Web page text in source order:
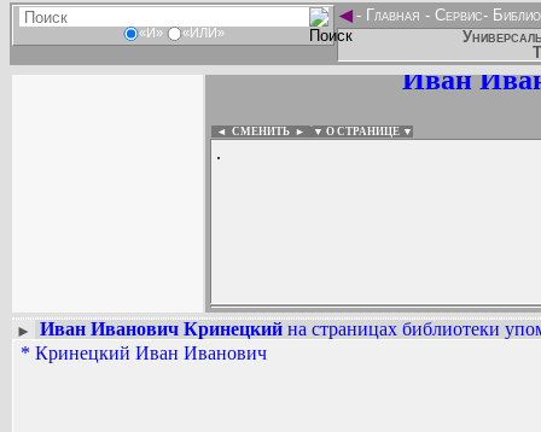
«И» «ИЛИ»
◄- Главная - Сервис-
Иван
◄ СМЕНИТЬ ► ▼ О СТРАНИЦЕ ▼
.
Вадим Ершов...
► Иван Иванович Кринецкий на страницах библиотеки
* Кринецкий Иван Иванович